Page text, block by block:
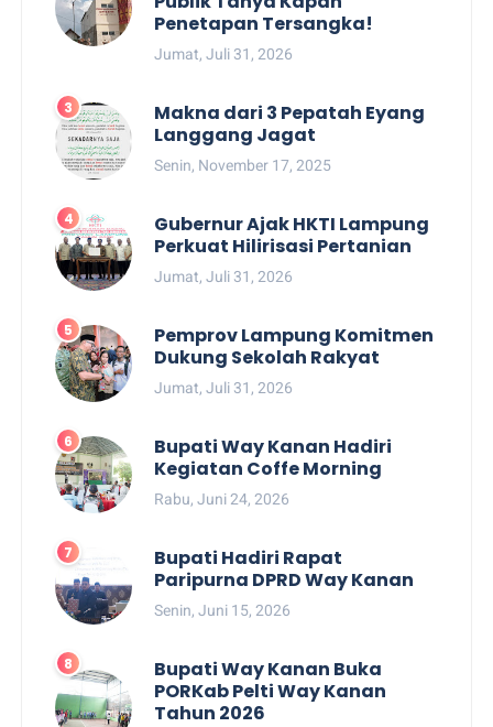
Penetapan Tersangka!
Jumat, Juli 31, 2026
Makna dari 3 Pepatah Eyang
Langgang Jagat
Senin, November 17, 2025
Gubernur Ajak HKTI Lampung
Perkuat Hilirisasi Pertanian
Jumat, Juli 31, 2026
Pemprov Lampung Komitmen
Dukung Sekolah Rakyat
Jumat, Juli 31, 2026
Bupati Way Kanan Hadiri
Kegiatan Coffe Morning
Rabu, Juni 24, 2026
Bupati Hadiri Rapat
Paripurna DPRD Way Kanan
Senin, Juni 15, 2026
Bupati Way Kanan Buka
PORKab Pelti Way Kanan
Tahun 2026